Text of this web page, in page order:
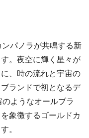
パノラが共鳴する新
。夜空に輝く星々が
、時の流れと宇宙の
ランドで初となるデ
ようなオールブラ
象徴するゴールドカ
。